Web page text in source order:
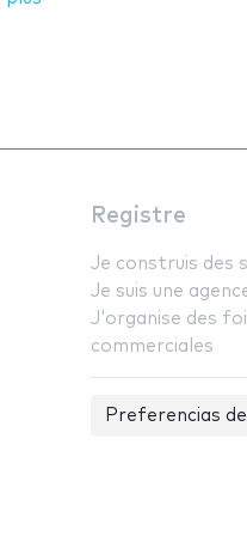
Registre
Je construis des
Je suis une
J'organise des
commerciales
Preferencias